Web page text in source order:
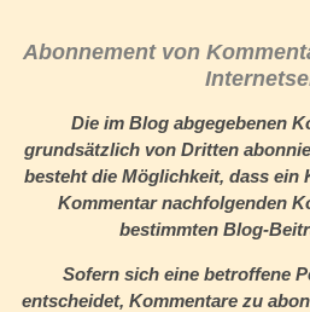
Abonnement von
Die im Blog abgegebenen
grundsätzlich von Dritten
besteht die Möglichkeit, dass ein
Kommentar nachfolgenden
bestimmten Blog-
Sofern sich eine betroffene
entscheidet, Kommentare zu